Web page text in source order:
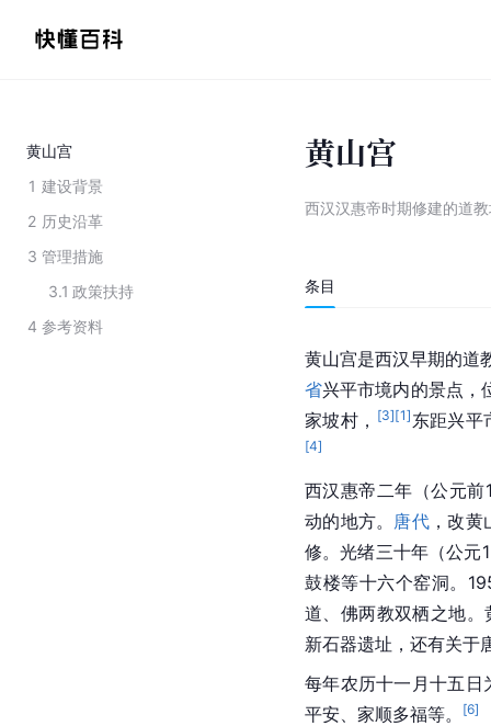
黄山宫
1 建设背景
2 历史沿革
3 管理措施
3.1 政策扶持
4 参考资料
黄山宫
西汉汉惠帝时期修建的道
条目
黄山宫是西汉早期的道
省兴平市境内的景点，
家坡村， [3][1] 东距兴平
[4]
西汉惠帝二年（公元前
动的地方。 唐代 ，改
修。光绪三十年（公元
鼓楼等十六个窑洞。
道、佛两教双栖之地。
新石器遗址，还有关于
每年农历十一月十五日
平安、家顺多福等。
[6]